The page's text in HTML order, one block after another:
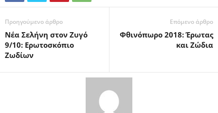
Προηγούμενο άρθρο
Νέα Σελήνη στον Ζυγό
9/10: Ερωτοσκόπιο
Ζωδίων
Επόμενο άρθρο
Φθινόπωρο 2018: Έρωτας
και Ζώδια